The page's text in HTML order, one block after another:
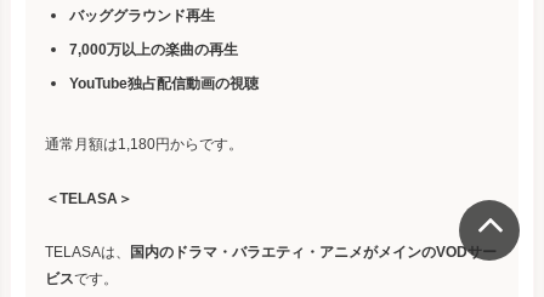
バッググラウンド再生
7,000万以上の楽曲の再生
YouTube独占配信動画の視聴
通常月額は1,180円からです。
＜TELASA＞
TELASAは、
国内のドラマ・バラエティ・アニメがメインのVODサー
ビスです。